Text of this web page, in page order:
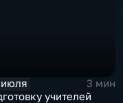
3 мин
учителей